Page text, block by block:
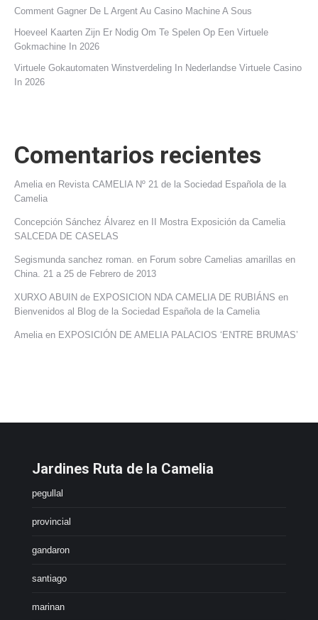
Comment Gagner De L Argent Au Casino Machine A Sous
Hoeveel Kaarten Zijn Er Nodig Om Te Spelen Op Een Virtuele
Gokmachine In 2026
Virtuele Gokautomaten Winstverdeling In Nederlandse Virtuele Casino
In 2026
Comentarios recientes
Amelia en Revista CAMELIA Nº 21 de la Sociedad Española de la
Camelia
Concepción Sánchez Álvarez en
II Mostra Exposición da Camelia
SALCEDA DE CASELAS
Segismunda sanchez roman. en Forum sobre Camelias amarillas en
China. 21 a 25 de Febrero de 2013
XURXO ABUIN de EXPOSICION NDA CAMELIA DE RUBIÁNS en
Bienvenidos al Blog de la Sociedad Española de la Camelia
Amelia en EXPOSICIÓN DE AMELIA PALACIOS ‘ENTRE BRUMAS’
Jardines Ruta de la Camelia
pegullal
provincial
gandaron
santiago
marinan